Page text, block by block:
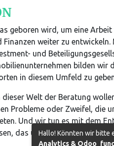
geboren wird, um eine
weiter zu
und
bilden wir
in diesem Umfeld zu
dieser Welt der Beratung
Probleme oder Zweifel, die
Und wir tun es mit dem
das uns charakterisiert.
Hallo! Könnten wir bitte
Analytics &